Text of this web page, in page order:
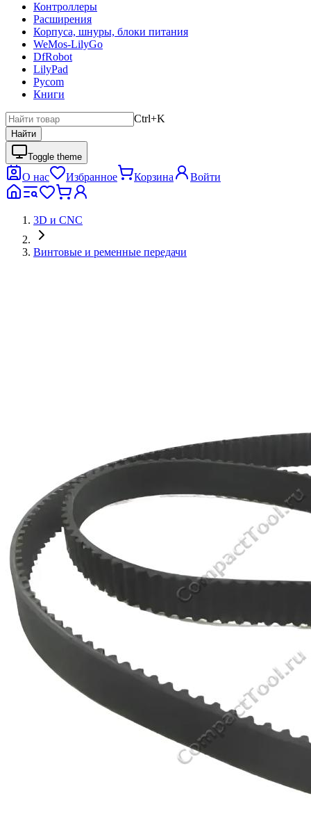
Контроллеры
Расширения
Корпуса, шнуры, блоки питания
WeMos-LilyGo
DfRobot
LilyPad
Pycom
Книги
Ctrl+K
Найти
Toggle theme
О нас Избранное Корзина Войти
3D и CNC
Винтовые и ременные передачи